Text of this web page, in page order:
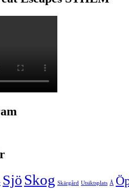
Sjö Skog Skärgård Utsiktsplats Å